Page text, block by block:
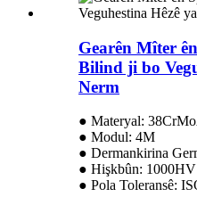
Gearên Mîter
Bilind ji bo
Nerm
● Materyal:
● Modul: 4M
● Dermankirina
● Hişkbûn: 1000HV
● Pola Toleransê: